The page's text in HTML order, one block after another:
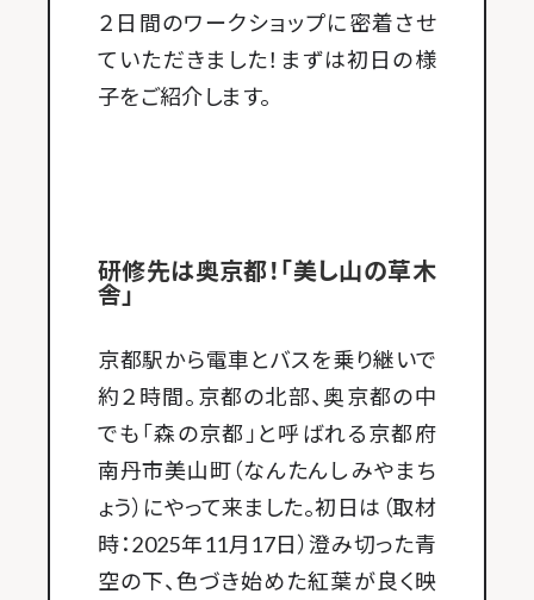
２日間のワークショップに密着させ
ていただきました！まずは初日の様
子をご紹介します。
研修先は奥京都！「美し山の草木
舎」
京都駅から電車とバスを乗り継いで
約２時間。京都の北部、奥京都の中
でも「森の京都」と呼ばれる京都府
南丹市美山町（なんたんし みやまち
ょう）にやって来ました。初日は（取材
時：2025年11月17日）澄み切った青
空の下、色づき始めた紅葉が良く映